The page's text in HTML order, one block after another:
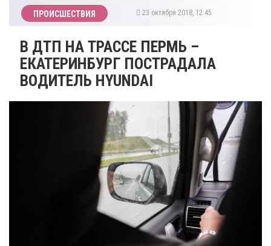
ПРОИСШЕСТВИЯ 23 октября 2018, 12:45
В ДТП НА ТРАССЕ ПЕРМЬ –
ЕКАТЕРИНБУРГ ПОСТРАДАЛА
ВОДИТЕЛЬ HYUNDAI